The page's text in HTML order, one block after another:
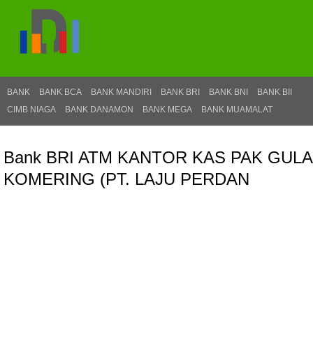
BANK BANK BCA BANK MANDIRI BANK BRI BANK BNI
BANK BII
CIMB NIAGA
BANK DANAMON BANK MEGA BANK MUAMALAT
Bank BRI ATM KANTOR KAS PAK GULA
KOMERING (PT. LAJU PERDAN